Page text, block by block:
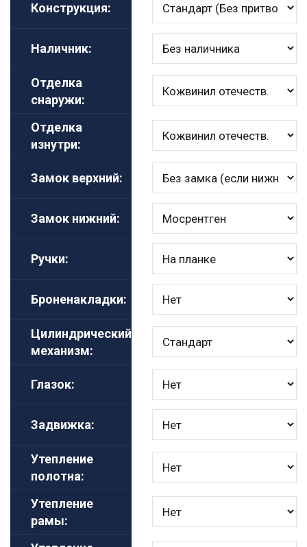
Конструкция:
Наличник:
Отделка
снаружи:
Отделка
изнутри:
Замок верхний:
Замок нижний:
Ручки:
Броненакладки:
Цилиндрический
механизм:
Глазок:
Задвижка:
Утепление
полотна:
Утепление
рамы: